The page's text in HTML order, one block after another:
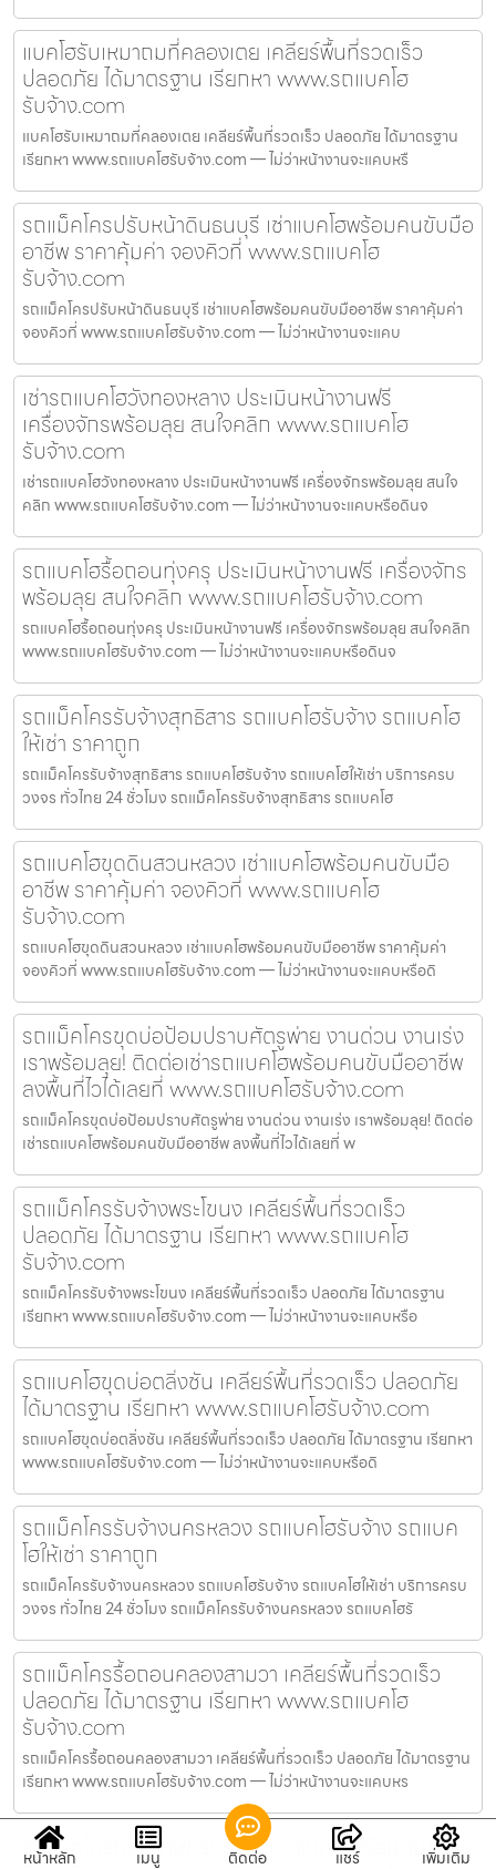
แบคโฮรับเหมาถมที่คลองเตย เคลียร์พื้นที่รวดเร็ว
ปลอดภัย ได้มาตรฐาน เรียกหา www.รถแบคโฮ
รับจ้าง.com
แบคโฮรับเหมาถมที่คลองเตย เคลียร์พื้นที่รวดเร็ว ปลอดภัย ได้มาตรฐาน
เรียกหา www.รถแบคโฮรับจ้าง.com — ไม่ว่าหน้างานจะแคบหรื
รถแม็คโครปรับหน้าดินธนบุรี เช่าแบคโฮพร้อมคนขับมือ
อาชีพ ราคาคุ้มค่า จองคิวที่ www.รถแบคโฮ
รับจ้าง.com
รถแม็คโครปรับหน้าดินธนบุรี เช่าแบคโฮพร้อมคนขับมืออาชีพ ราคาคุ้มค่า
จองคิวที่ www.รถแบคโฮรับจ้าง.com — ไม่ว่าหน้างานจะแคบ
เช่ารถแบคโฮวังทองหลาง ประเมินหน้างานฟรี
เครื่องจักรพร้อมลุย สนใจคลิก www.รถแบคโฮ
รับจ้าง.com
เช่ารถแบคโฮวังทองหลาง ประเมินหน้างานฟรี เครื่องจักรพร้อมลุย สนใจ
คลิก www.รถแบคโฮรับจ้าง.com — ไม่ว่าหน้างานจะแคบหรือดินจ
รถแบคโฮรื้อถอนทุ่งครุ ประเมินหน้างานฟรี เครื่องจักร
พร้อมลุย สนใจคลิก www.รถแบคโฮรับจ้าง.com
รถแบคโฮรื้อถอนทุ่งครุ ประเมินหน้างานฟรี เครื่องจักรพร้อมลุย สนใจคลิก
www.รถแบคโฮรับจ้าง.com — ไม่ว่าหน้างานจะแคบหรือดินจ
รถแม็คโครรับจ้างสุทธิสาร รถแบคโฮรับจ้าง รถแบคโฮ
ให้เช่า ราคาถูก
รถแม็คโครรับจ้างสุทธิสาร รถแบคโฮรับจ้าง รถแบคโฮให้เช่า บริการครบ
วงจร ทั่วไทย 24 ชั่วโมง รถแม็คโครรับจ้างสุทธิสาร รถแบคโฮ
รถแบคโฮขุดดินสวนหลวง เช่าแบคโฮพร้อมคนขับมือ
อาชีพ ราคาคุ้มค่า จองคิวที่ www.รถแบคโฮ
รับจ้าง.com
รถแบคโฮขุดดินสวนหลวง เช่าแบคโฮพร้อมคนขับมืออาชีพ ราคาคุ้มค่า
จองคิวที่ www.รถแบคโฮรับจ้าง.com — ไม่ว่าหน้างานจะแคบหรือดิ
รถแม็คโครขุดบ่อป้อมปราบศัตรูพ่าย งานด่วน งานเร่ง
เราพร้อมลุย! ติดต่อเช่ารถแบคโฮพร้อมคนขับมืออาชีพ
ลงพื้นที่ไวได้เลยที่ www.รถแบคโฮรับจ้าง.com
รถแม็คโครขุดบ่อป้อมปราบศัตรูพ่าย งานด่วน งานเร่ง เราพร้อมลุย! ติดต่อ
เช่ารถแบคโฮพร้อมคนขับมืออาชีพ ลงพื้นที่ไวได้เลยที่ w
รถแม็คโครรับจ้างพระโขนง เคลียร์พื้นที่รวดเร็ว
ปลอดภัย ได้มาตรฐาน เรียกหา www.รถแบคโฮ
รับจ้าง.com
รถแม็คโครรับจ้างพระโขนง เคลียร์พื้นที่รวดเร็ว ปลอดภัย ได้มาตรฐาน
เรียกหา www.รถแบคโฮรับจ้าง.com — ไม่ว่าหน้างานจะแคบหรือ
รถแบคโฮขุดบ่อตลิ่งชัน เคลียร์พื้นที่รวดเร็ว ปลอดภัย
ได้มาตรฐาน เรียกหา www.รถแบคโฮรับจ้าง.com
รถแบคโฮขุดบ่อตลิ่งชัน เคลียร์พื้นที่รวดเร็ว ปลอดภัย ได้มาตรฐาน เรียกหา
www.รถแบคโฮรับจ้าง.com — ไม่ว่าหน้างานจะแคบหรือดิ
รถแม็คโครรับจ้างนครหลวง รถแบคโฮรับจ้าง รถแบค
โฮให้เช่า ราคาถูก
รถแม็คโครรับจ้างนครหลวง รถแบคโฮรับจ้าง รถแบคโฮให้เช่า บริการครบ
วงจร ทั่วไทย 24 ชั่วโมง รถแม็คโครรับจ้างนครหลวง รถแบคโฮรั
รถแม็คโครรื้อถอนคลองสามวา เคลียร์พื้นที่รวดเร็ว
ปลอดภัย ได้มาตรฐาน เรียกหา www.รถแบคโฮ
รับจ้าง.com
รถแม็คโครรื้อถอนคลองสามวา เคลียร์พื้นที่รวดเร็ว ปลอดภัย ได้มาตรฐาน
เรียกหา www.รถแบคโฮรับจ้าง.com — ไม่ว่าหน้างานจะแคบหร
รถแม็คโครถมที่ราษฎร์บูรณะ เช่าแบคโฮพร้อมคนขับ
หน้าหลัก เมนู ติดต่อ แชร์ เพิ่มเติม